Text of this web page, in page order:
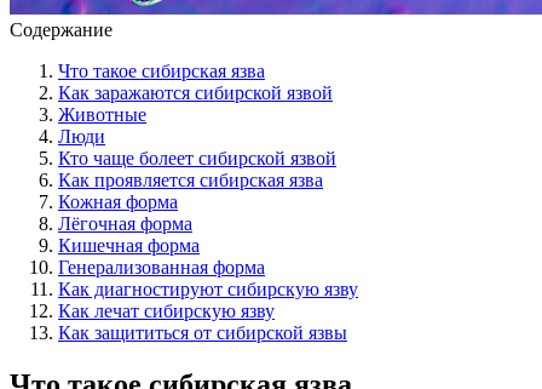
Содержание
Что такое сибирская язва
Как заражаются сибирской язвой
Животные
Люди
Кто чаще болеет сибирской язвой
Как проявляется сибирская язва
Кожная форма
Лёгочная форма
Кишечная форма
Генерализованная форма
Как диагностируют сибирскую язву
Как лечат сибирскую язву
Как защититься от сибирской язвы